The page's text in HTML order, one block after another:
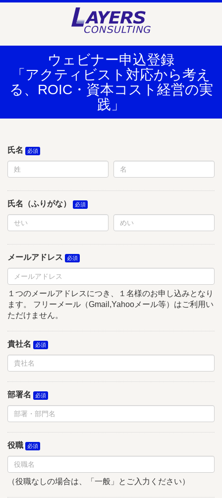
ウェビナー申込登録
「アクティビスト対応から考え
る、ROIC・資本コスト経営の実
践」
氏名
氏名（ふりがな）
メールアドレス
１つのメールアドレスにつき、１名様のお申し込みとなり
ます。 フリーメール（Gmail,Yahooメール等）はご利用い
ただけません。
貴社名
部署名
役職
（役職なしの場合は、「一般」とご入力ください）